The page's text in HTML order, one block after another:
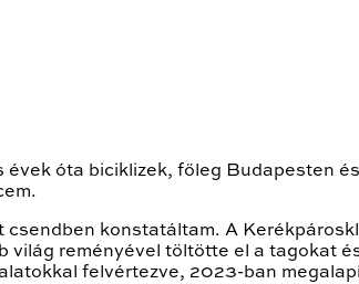
óta biciklizek, főleg Budapesten
konstatáltam. A
reményével töltötte el a tagokat
felvértezve, 2023-ban